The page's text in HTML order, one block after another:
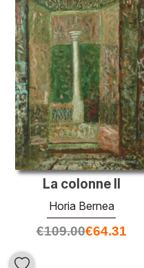
La colonne II
Horia Bernea
€109.00€64.31